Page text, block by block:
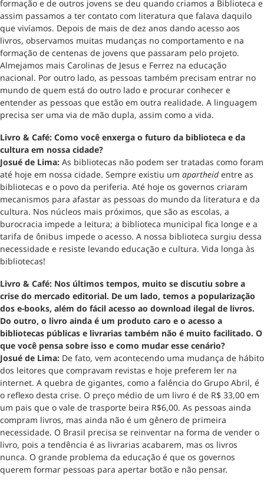
formação e de outros jovens se deu quando criamos a Biblioteca e
assim passamos a ter contato com literatura que falava daquilo
que vivíamos. Depois de mais de dez anos dando acesso aos
livros, observamos muitas mudanças no comportamento e na
formação de centenas de jovens que passaram pelo projeto.
Almejamos mais Carolinas de Jesus e Ferrez na educação
nacional. Por outro lado, as pessoas também precisam entrar no
mundo de quem está do outro lado e procurar conhecer e
entender as pessoas que estão em outra realidade. A linguagem
precisa ser uma via de mão dupla, assim como a vida.
Livro & Café: Como você enxerga o futuro da biblioteca e da
cultura em nossa cidade?
Josué de Lima: As bibliotecas não podem ser tratadas como foram
até hoje em nossa cidade. Sempre existiu um apartheidentre as
bibliotecas e o povo da periferia. Até hoje os governos criaram
mecanismos para afastar as pessoas do mundo da literatura e da
cultura. Nos núcleos mais próximos, que são as escolas, a
burocracia impede a leitura; a biblioteca municipal fica longe e a
tarifa de ônibus impede o acesso. A nossa biblioteca surgiu dessa
necessidade e resiste levando educação e cultura. Vida longa às
bibliotecas!
Livro & Café: Nos últimos tempos, muito se discutiu sobre a
crise do mercado editorial. De um lado, temos a popularização
dos e-books, além do fácil acesso ao download ilegal de livros.
Do outro, o livro ainda é um produto caro e o acesso a
bibliotecas públicas e livrarias também não é muito facilitado. O
que você pensa sobre isso e como mudar esse cenário?
Josué de Lima: De fato, vem acontecendo uma mudança de hábito
dos leitores que compravam revistas e hoje preferem ler na
internet. A quebra de gigantes, como a falência do Grupo Abril, é
o reflexo desta crise. O preço médio de um livro é de R$ 33,00 em
um pais que o vale de trasporte beira R$6,00. As pessoas ainda
compram livros, mas ainda não é um gênero de primeira
necessidade. O Brasil precisa se reinventar na forma de vender o
livro, pois a tendência é as livrarias acabarem, mas os livros
nunca. O grande problema da educação é que os governos
querem formar pessoas para apertar botão e não pensar.